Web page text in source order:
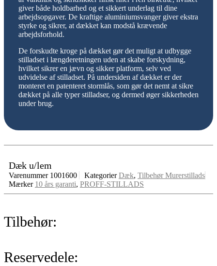
giver både holdbarhed og et sikkert underlag til dine
arbejdsopgaver. De kraftige aluminiumsvanger giver ekstra
styrke og sikrer, at dækket kan modstå krævende
arbejdsforhold.
De forskudte kroge på dækket gør det muligt at udbygge
stilladset i længderetningen uden at skabe forskydning,
hvilket sikrer en jævn og sikker platform, selv ved
udvidelse af stilladset. På undersiden af dækket er der
monteret en patenteret stormlås, som gør det nemt at sikre
dækket på alle typer stilladser, og dermed øger sikkerheden
under brug.
Dæk u/lem
Varenummer 1001600 Kategorier Dæk, Tilbehør Murerstillads
Mærker 10 års garanti, PROFF-STILLADS
Tilbehør:
Reservedele: